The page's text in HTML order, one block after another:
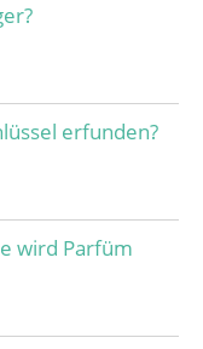
erfunden?
wird Parfüm